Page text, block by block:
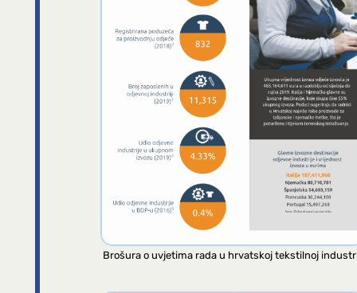
Brošura o uvjetima rada u hrvatskoj tekstilnoj